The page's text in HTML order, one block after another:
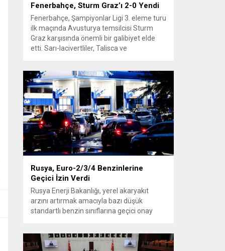
Fenerbahçe, Sturm Graz’ı 2-0 Yendi
Fenerbahçe, Şampiyonlar Ligi 3. eleme turu
ilk maçında Avusturya temsilcisi Sturm
Graz karşısında önemli bir galibiyet elde
etti. Sarı-lacivertliler, Talisca ve
sağladı. Karşılaşma sonrası takım yönetimi
mücadeleyi değerlendirdi ve gelecek
planlarına dair bilgi verdi. Futboldan
sorumlu yönetici Cihan Kamer,...
Rusya, Euro-2/3/4 Benzinlerine
Geçici İzin Verdi
Rusya Enerji Bakanlığı, yerel akaryakıt
arzını artırmak amacıyla bazı düşük
standartlı benzin sınıflarına geçici onay
2027’ye kadar kaldırıyor. Açıklamada bu